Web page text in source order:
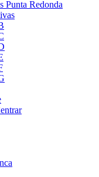
Punta Redonda